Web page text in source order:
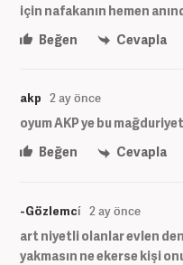
için nafakanın hemen
Beğen
Cevapla
akp 2 ay önce
oyum AKP ye bu
Beğen
Cevapla
-Gözlemcí 2 ay önce
art niyetli olanlar evlen
yakmasın ne ekerse kişi